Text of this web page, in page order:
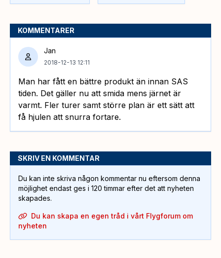
KOMMENTARER
Jan
2018-12-13 12:11
Man har fått en bättre produkt än innan SAS
tiden. Det gäller nu att smida mens järnet är
varmt. Fler turer samt större plan är ett sätt att
få hjulen att snurra fortare.
SKRIV EN KOMMENTAR
Du kan inte skriva någon kommentar nu eftersom denna
möjlighet endast ges i 120 timmar efter det att nyheten
skapades.
Du kan skapa en egen tråd i vårt Flygforum om
nyheten